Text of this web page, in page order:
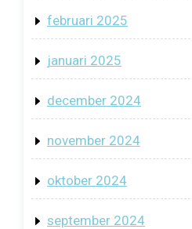
februari 2025
januari 2025
december 2024
november 2024
oktober 2024
september 2024